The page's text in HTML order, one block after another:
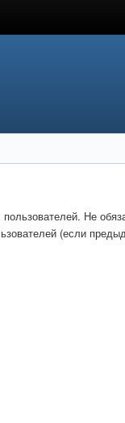
Не
(если